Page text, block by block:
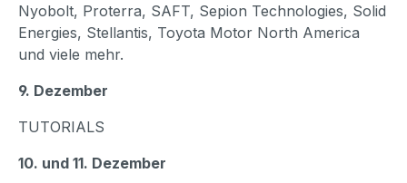
Nyobolt, Proterra, SAFT, Sepion Technologies, Solid
Energies, Stellantis, Toyota Motor North America
und viele mehr.
9. Dezember
TUTORIALS
10. und 11. Dezember